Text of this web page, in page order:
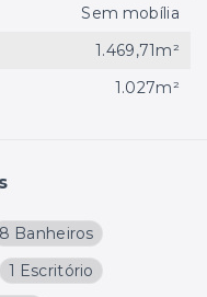
8 Banheiros
1 Escritório
Sem mobília
1.469,71m²
1.027m²